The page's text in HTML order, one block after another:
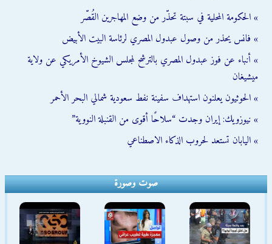
» الحكومة المحلية في سبتة تحذّر من وضع المهاجرين القُصّر
» فانس يحذر من وصول عبدول المصري لرئاسة البيت الأبيض
» أنباء عن فوز عبدول المصري بالترشح لمجلس الشيوخ الأمريكي عن ولاية
ميشيغان
» الحوثيون يعلنون استهداف سفينة نفط سعودية شمالي البحر الأحمر
» نيوزويك: إيران وجدت “سلاحًا أقوى من القنبلة النووية”
» اليابان تستعد لحروب الذكاء الاصطناعي
صوت وصورة